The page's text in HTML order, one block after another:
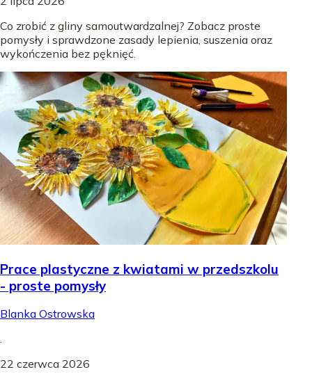
Co zrobić z gliny samoutwardzalnej? Zobacz proste
pomysły i sprawdzone zasady lepienia, suszenia oraz
wykończenia bez pęknięć.
Prace plastyczne z kwiatami w przedszkolu
- proste pomysły
Blanka Ostrowska
.
22 czerwca 2026